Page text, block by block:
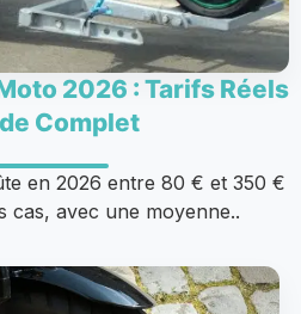
2026 : Tarifs Réels
Complet
en 2026 entre 80 € et 350 €
cas, avec une moyenne..